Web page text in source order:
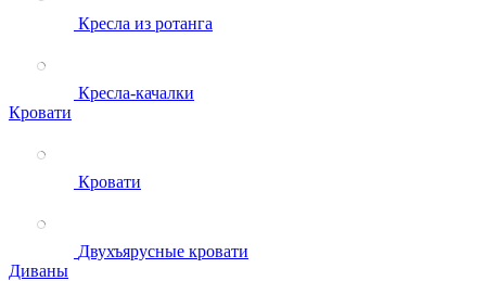
Кресла из ротанга
Кресла-качалки
Кровати
Кровати
Двухъярусные кровати
Диваны